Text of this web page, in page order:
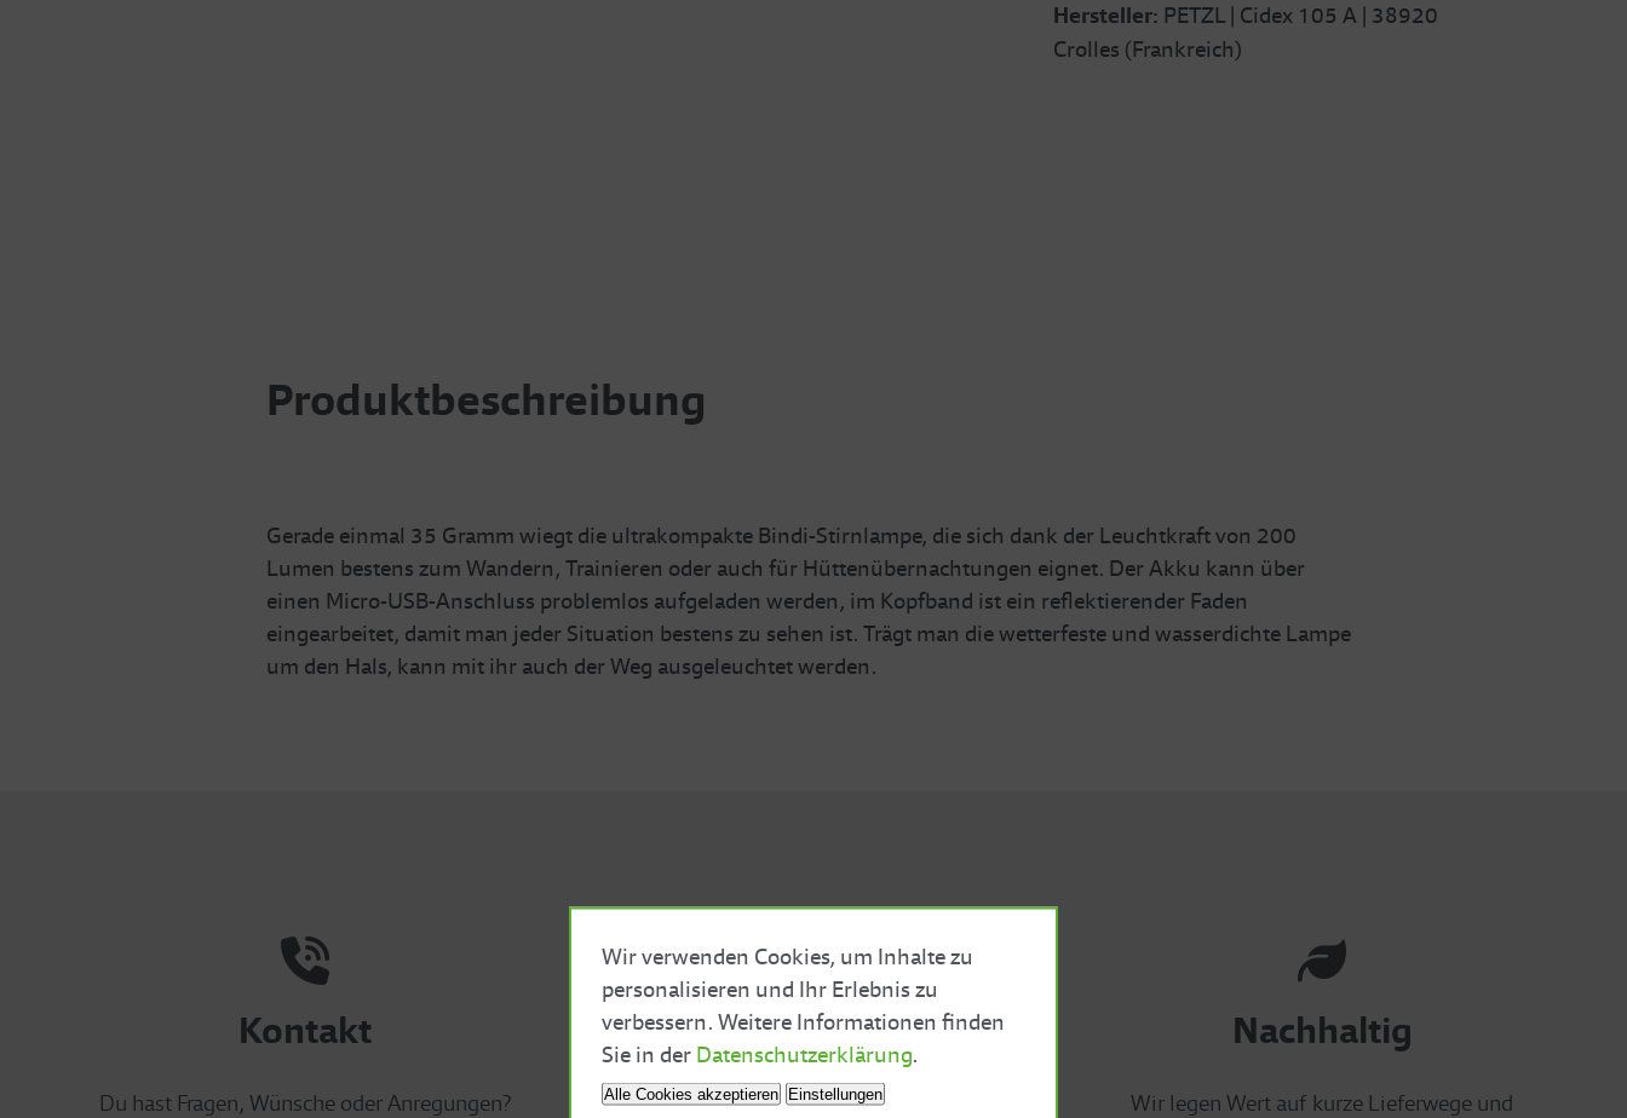
Hersteller: PETZL | Cidex 105 A | 38920
Crolles (Frankreich)
Produktbeschreibung
Gerade einmal 35 Gramm wiegt die ultrakompakte Bindi-Stirnlampe, die sich dank der Leuchtkraft von 200
Lumen bestens zum Wandern, Trainieren oder auch für Hüttenübernachtungen eignet. Der Akku kann über
einen Micro-USB-Anschluss problemlos aufgeladen werden, im Kopfband ist ein reflektierender Faden
eingearbeitet, damit man jeder Situation bestens zu sehen ist. Trägt man die wetterfeste und wasserdichte Lampe
um den Hals, kann mit ihr auch der Weg ausgeleuchtet werden.
Kontakt
Du hast Fragen, Wünsche oder Anregungen?
F.A.Q.
Noch Fragen zum Shop oder zu deiner
Nachhaltig
Wir legen Wert auf kurze Lieferwege und
Close Cookie Bar
Wir verwenden Cookies, um Inhalte zu
personalisieren und Ihr Erlebnis zu
verbessern. Weitere Informationen finden
Sie in der Datenschutzerklärung.
Alle Cookies akzeptieren Einstellungen